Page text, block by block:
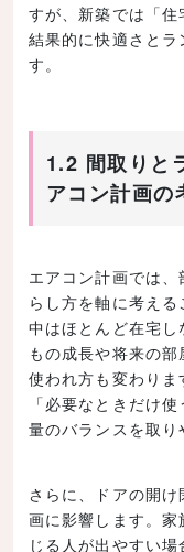
すが、新築では「住
結果的に快適さと
す。
1.2 間取りと
アコン計画の
エアコン計画では
らし方を軸に考え
中はほとんど在宅
もの成長や将来の
使われ方も変わり
「必要なときだけ
量のバランスを取り
さらに、ドアの開
画に影響します。
じる人が出やすい